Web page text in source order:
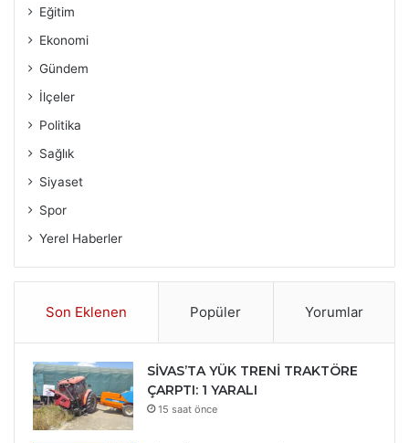
Eğitim
Ekonomi
Gündem
İlçeler
Politika
Sağlık
Siyaset
Spor
Yerel Haberler
Son Eklenen Popüler Yorumlar
SİVAS’TA YÜK TRENİ TRAKTÖRE
ÇARPTI: 1 YARALI
15 saat önce